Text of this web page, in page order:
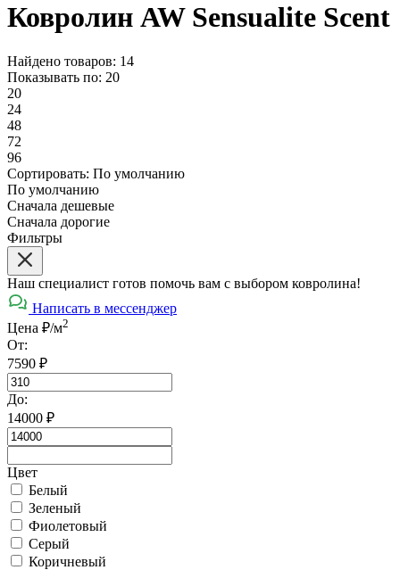
Ковролин AW Sensualite Scent
Найдено товаров: 14
Показывать по: 20
20
24
48
72
96
Сортировать: По умолчанию
По умолчанию
Сначала дешевые
Сначала дорогие
Фильтры
Наш специалист готов помочь вам с выбором ковролина!
Написать в мессенджер
Цена ₽/м2
От:
7590 ₽
До:
14000 ₽
Цвет
Белый
Зеленый
Фиолетовый
Серый
Коричневый